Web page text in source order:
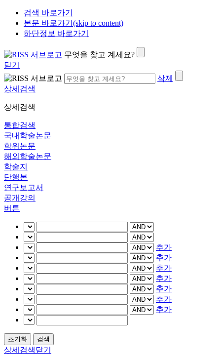
검색 바로가기
본문 바로가기(skip to content)
하단정보 바로가기
무엇을 찾고 계세요?
닫기
삭제
상세검색
상세검색
통합검색
국내학술논문
학위논문
해외학술논문
학술지
단행본
연구보고서
공개강의
버튼
추가
추가
추가
추가
추가
추가
추가
상세검색닫기